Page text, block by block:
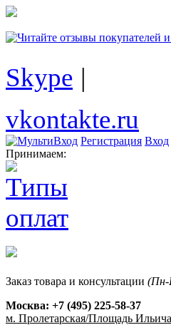
Skype |
vkontakte.ru
Регистрация Вход
Принимаем:
Заказ товара и консультации (Пн-
Москва: +7 (495) 225-58-37
м. Пролетарская/Площадь